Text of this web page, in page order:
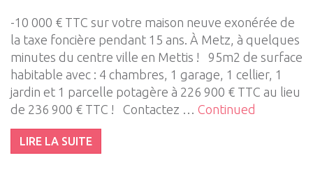
-10 000 € TTC sur votre maison neuve exonérée de
la taxe foncière pendant 15 ans. À Metz, à quelques
minutes du centre ville en Mettis ! 95m2 de surface
habitable avec : 4 chambres, 1 garage, 1 cellier, 1
jardin et 1 parcelle potagère à 226 900 € TTC au lieu
de 236 900 € TTC ! Contactez … Continued
LIRE LA SUITE